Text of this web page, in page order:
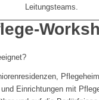
Leitungsteams.
Einrichtungen mit